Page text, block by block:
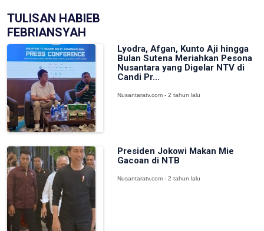
TULISAN HABIEB
FEBRIANSYAH
Lyodra, Afgan, Kunto Aji hingga
Bulan Sutena Meriahkan Pesona
Nusantara yang Digelar NTV di
Candi Pr...
Nusantaratv.com - 2 tahun lalu
Presiden Jokowi Makan Mie
Gacoan di NTB
Nusantaratv.com - 2 tahun lalu